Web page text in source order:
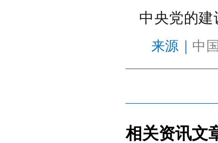
中央党的
来源 ｜ 中
相关资讯文